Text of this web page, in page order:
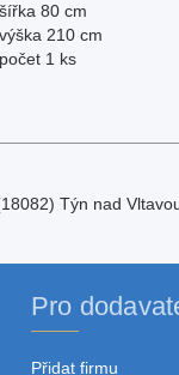
šířka 80 cm
výška 210 cm
počet 1 ks
Týn nad
Pro
Přidat firmu